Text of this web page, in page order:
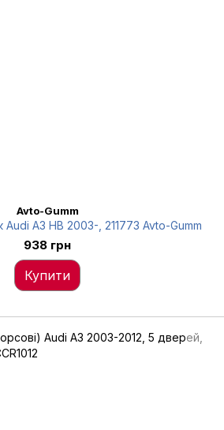
Avto-Gumm
A3 HB 2003-, 211773 Avto-Gumm
938 грн
Купити